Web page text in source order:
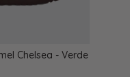
Chelsea - Verde